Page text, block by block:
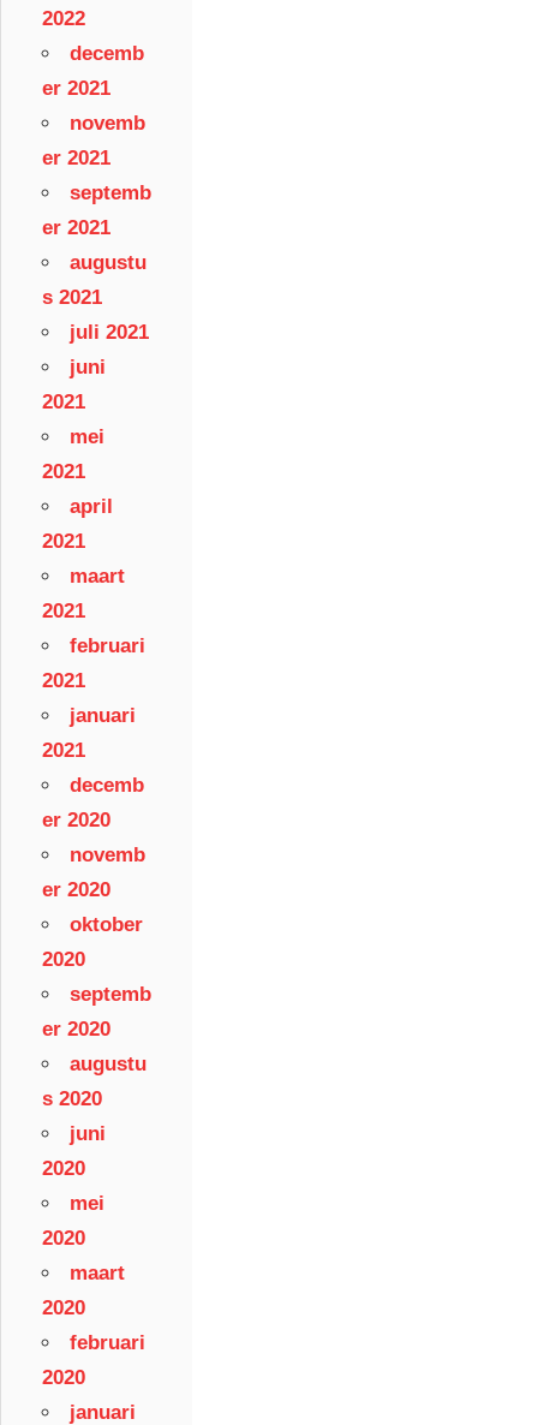
2022
decemb
er 2021
novemb
er 2021
septemb
er 2021
augustu
s 2021
juli 2021
juni
2021
mei
2021
april
2021
maart
2021
februari
2021
januari
2021
decemb
er 2020
novemb
er 2020
oktober
2020
septemb
er 2020
augustu
s 2020
juni
2020
mei
2020
maart
2020
februari
2020
januari